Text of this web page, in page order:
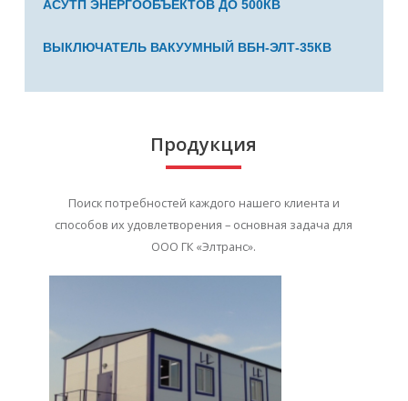
АСУТП ЭНЕРГООБЪЕКТОВ ДО 500КВ
ВЫКЛЮЧАТЕЛЬ ВАКУУМНЫЙ ВБН-ЭЛТ-35КВ
Продукция
Поиск потребностей каждого нашего клиента и
способов их удовлетворения – основная задача для
ООО ГК «Элтранс».